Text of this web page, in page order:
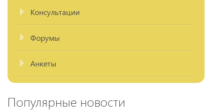
Консультации
Форумы
Анкеты
Популярные новости